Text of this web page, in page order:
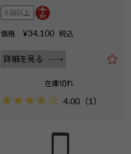
5泊以上
価格 ¥34,100 税込
詳細を見る
在庫切れ
4.00 （1）